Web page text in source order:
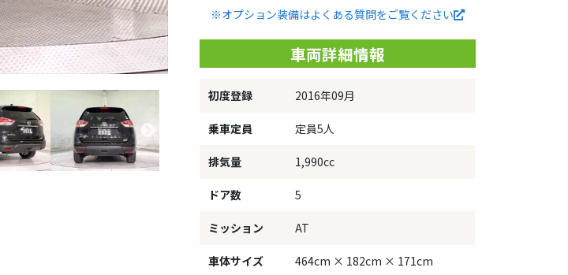
※オプション装備はよくある質問をご覧ください
車両詳細情報
初度登録 2016年09月
乗車定員 定員5人
排気量 1,990cc
ドア数 5
ミッション AT
車体サイズ 464cm × 182cm × 171cm